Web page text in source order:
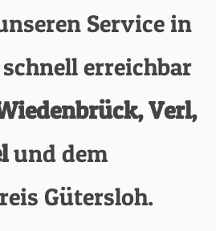
Service in
erreichbar
Verl,
und dem
Gütersloh.